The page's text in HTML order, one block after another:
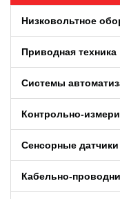
Низковольтное
Приводная техника
Системы
Контрольно-
Сенсорные датчики
Кабельно-